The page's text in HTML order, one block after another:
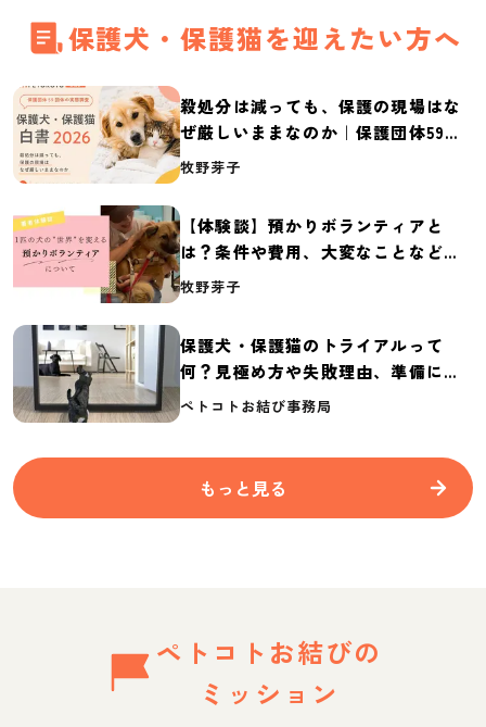
保護犬・保護猫を迎えたい方へ
殺処分は減っても、保護の現場はな
ぜ厳しいままなのか｜保護団体59団
体の実態調査【保護犬・保護猫白書
牧野芽子
【体験談】預かりボランティアと
は？条件や費用、大変なことなど紹
介
牧野芽子
保護犬・保護猫のトライアルって
何？見極め方や失敗理由、準備に必
要なものを紹介
ペトコトお結び事務局
もっと見る
ペトコトお結びの
ミッション